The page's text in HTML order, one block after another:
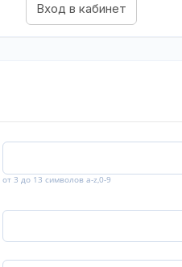
от 3 до 13 символов a-z,0-9